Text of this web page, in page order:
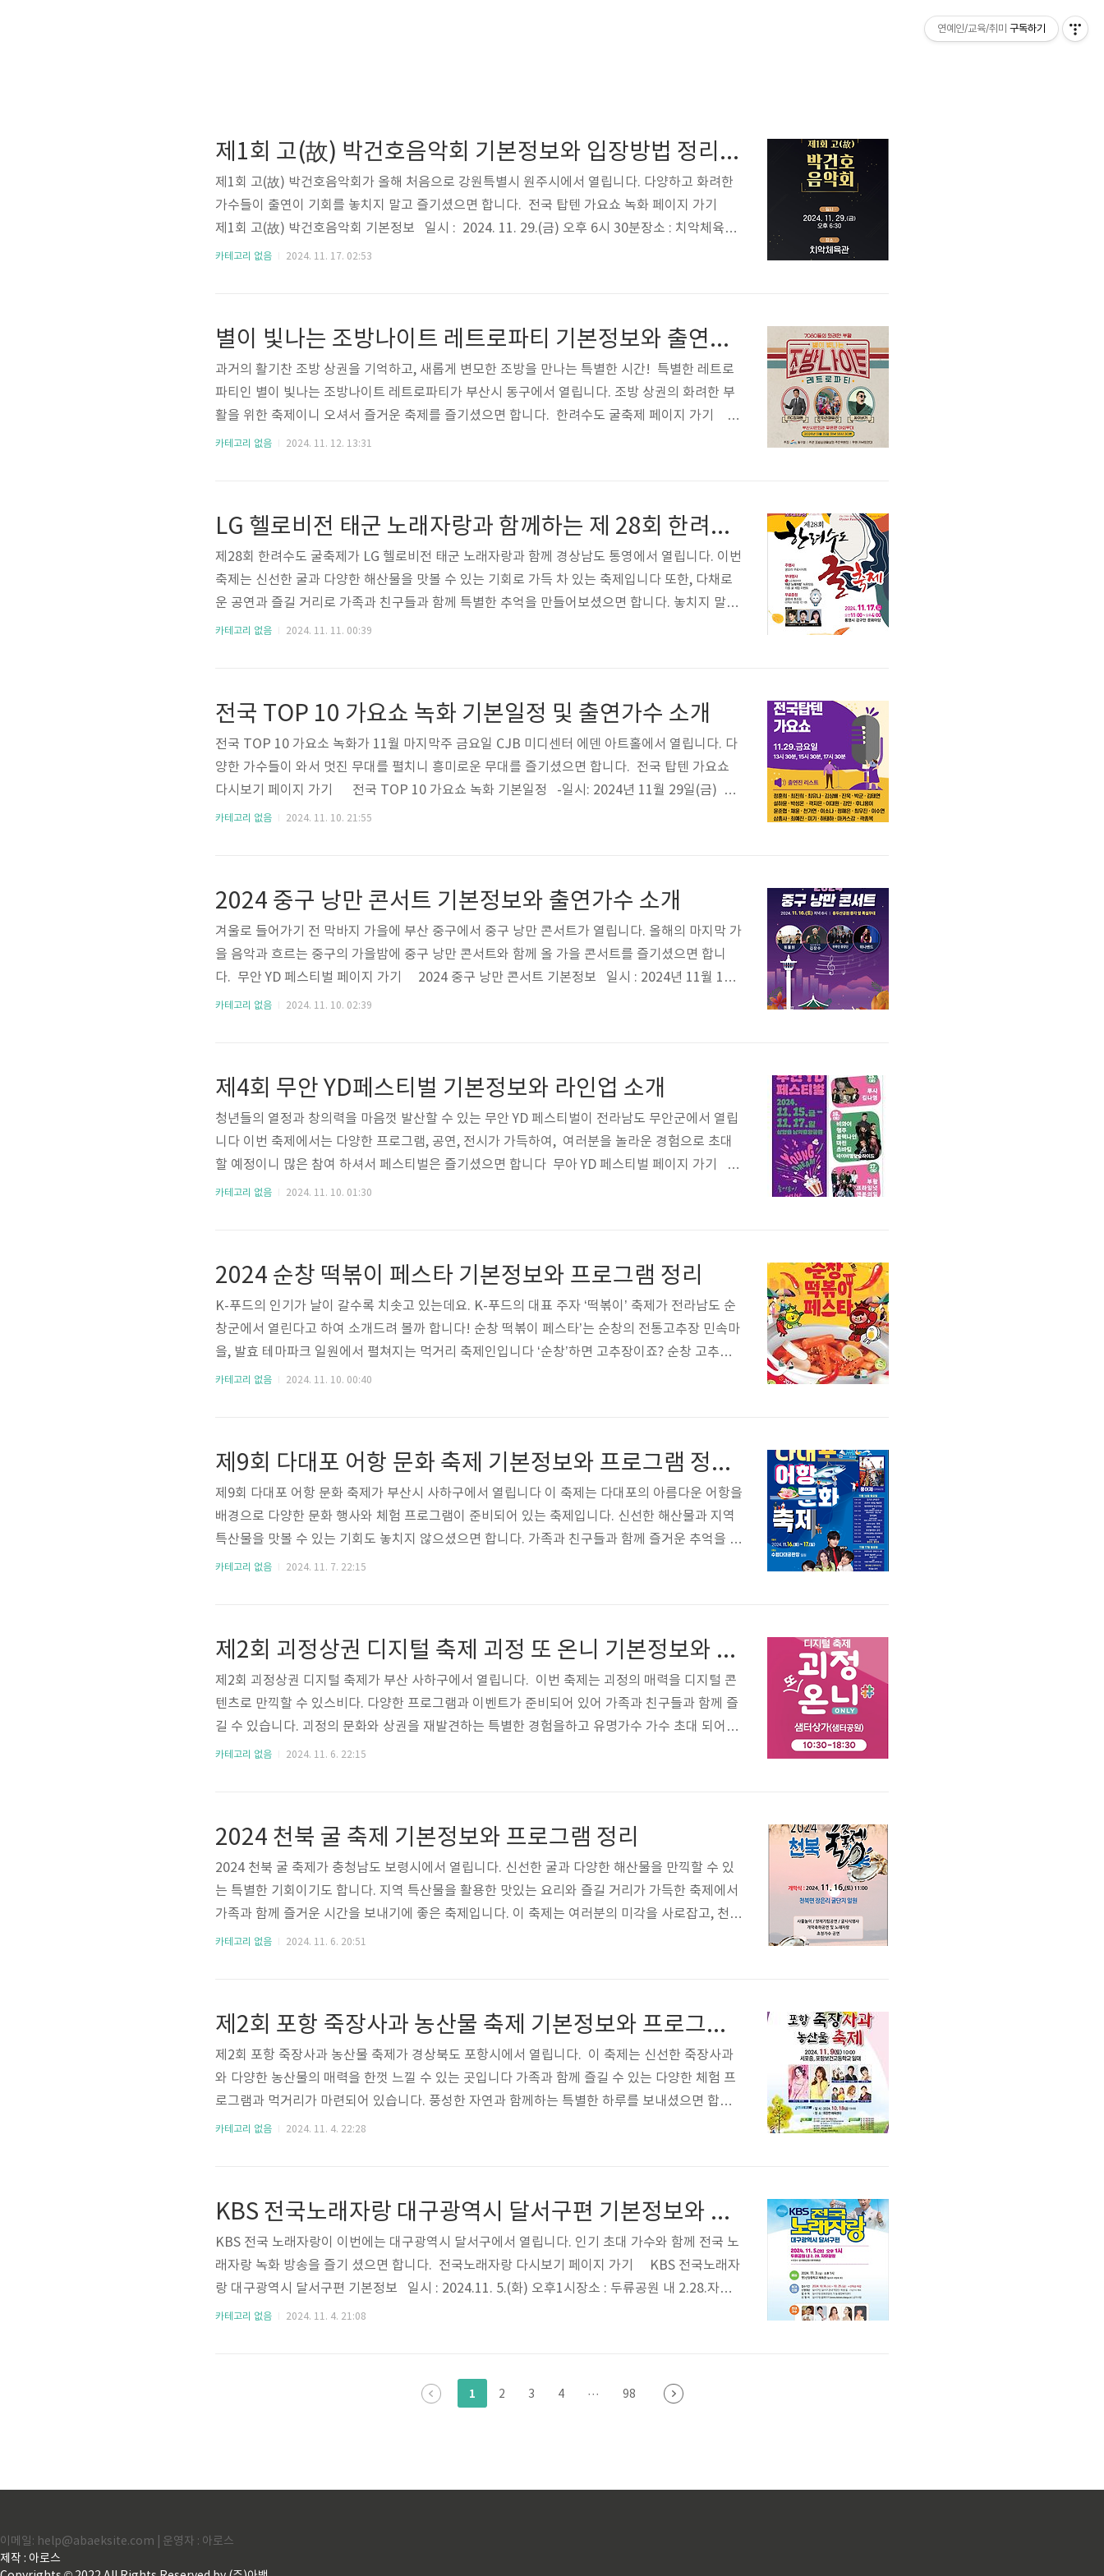
제1회 고(故) 박건호음악회 기본정보와 입장방법 정리 송가인 안성훈 나태주 심신 김수희 전영록 복지은 남궁옥분 임수정 정다경 출연
제1회 고(故) 박건호음악회가 올해 처음으로 강원특별시 원주시에서 열립니다. 다양하고 화려한
가수들이 출연이 기회를 놓치지 말고 즐기셨으면 합니다. 전국 탑텐 가요쇼 녹화 페이지 가기
제1회 고(故) 박건호음악회 기본정보 일시 : 2024. 11. 29.(금) 오후 6시 30분장소 : 치악체육관
주최: 박건호 기념사업회후원 : 원주시제작 : 애항 커뮤니티 제1회 고(故) 박건호음악회 입장방
카테고리 없음 2024. 11. 17. 02:53
별이 빛나는 조방나이트 레트로파티 기본정보와 출연진 소개
과거의 활기찬 조방 상권을 기억하고, 새롭게 변모한 조방을 만나는 특별한 시간! 특별한 레트로
파티인 별이 빛나는 조방나이트 레트로파티가 부산시 동구에서 열립니다. 조방 상권의 화려한 부
활을 위한 축제이니 오셔서 즐거운 축제를 즐기셨으면 합니다. 한려수도 굴축제 페이지 가기 별
이 빛나는 조방나이트 레트로파티 기본정보 📅 일시: 2024. 11. 15. (금) 18:00~20:30 📍 장소:
의 옛 명성..
카테고리 없음 2024. 11. 12. 13:31
LG 헬로비전 태군 노래자랑과 함께하는 제 28회 한려수도 굴축제 기본정보와 프로그램 녹화 방영분 정리 나태주 박군 은가은 출연
제28회 한려수도 굴축제가 LG 헬로비전 태군 노래자랑과 함께 경상남도 통영에서 열립니다. 이번
축제는 신선한 굴과 다양한 해산물을 맛볼 수 있는 기회로 가득 차 있는 축제입니다 또한, 다채로
운 공연과 즐길 거리로 가족과 친구들과 함께 특별한 추억을 만들어보셨으면 합니다. 놓치지 말고
함께 참여해보셨으면 합니다 굴축제 시청페이지 바로가기 LG 헬로비전 태군 노래자랑과 함께
굴축제 시청시간 방영은..
카테고리 없음 2024. 11. 11. 00:39
전국 TOP 10 가요쇼 녹화 기본일정 및 출연가수 소개
전국 TOP 10 가요소 녹화가 11월 마지막주 금요일 CJB 미디센터 에덴 아트홀에서 열립니다. 다
양한 가수들이 와서 멋진 무대를 펼치니 흥미로운 무대를 즐기셨으면 합니다. 전국 탑텐 가요쇼
다시보기 페이지 가기 전국 TOP 10 가요쇼 녹화 기본일정 -일시: 2024년 11월 29일(금) 1
부 오후 1시 30분 2부 오후 3시30분 3부 오후 5시30분 -장소: CJB미디센터 에덴아트홀 전국 T
카테고리 없음 2024. 11. 10. 21:55
2024 중구 낭만 콘서트 기본정보와 출연가수 소개
겨울로 들어가기 전 막바지 가을에 부산 중구에서 중구 낭만 콘서트가 열립니다. 올해의 마지막 가
을 음악과 흐르는 중구의 가을밤에 중구 낭만 콘서트와 함께 올 가을 콘서트를 즐기셨으면 합니
다. 무안 YD 페스티벌 페이지 가기 2024 중구 낭만 콘서트 기본정보 일시 : 2024년 11월 16
일(토) 18:00~19:30장소 : 용두산 공원 종각 앞 특설무대주최/주관 : 부산광역식, 부산광역시중구
카테고리 없음 2024. 11. 10. 02:39
제4회 무안 YD페스티벌 기본정보와 라인업 소개
청년들의 열정과 창의력을 마음껏 발산할 수 있는 무안 YD 페스티벌이 전라남도 무안군에서 열립
니다 이번 축제에서는 다양한 프로그램, 공연, 전시가 가득하여, 여러분을 놀라운 경험으로 초대
할 예정이니 많은 참여 하셔서 페스티벌은 즐기셨으면 합니다 무아 YD 페스티벌 페이지 가기 제
4회 무안 YD페스티벌 기본정보 일시 : 2024.11. 15.(금)~11.17.(일)장소 : 삼향읍 남악중앙공원주
이 어..
카테고리 없음 2024. 11. 10. 01:30
2024 순창 떡볶이 페스타 기본정보와 프로그램 정리
K-푸드의 인기가 날이 갈수록 치솟고 있는데요. K-푸드의 대표 주자 ‘떡볶이’ 축제가 전라남도 순
창군에서 열린다고 하여 소개드려 볼까 합니다! 순창 떡볶이 페스타’는 순창의 전통고추장 민속마
을, 발효 테마파크 일원에서 펼쳐지는 먹거리 축제인입니다 ‘순창’하면 고추장이죠? 순창 고추장
과 함께 다양한 종류의 새로운 떡볶이를 만나 볼 수 있다고 합니다. 직접 먹으며 즐기는 떡볶이 부
음참가비 ..
카테고리 없음 2024. 11. 10. 00:40
제9회 다대포 어항 문화 축제 기본정보와 프로그램 정리 황민호 황민우 서지오 출연
제9회 다대포 어항 문화 축제가 부산시 사하구에서 열립니다 이 축제는 다대포의 아름다운 어항을
배경으로 다양한 문화 행사와 체험 프로그램이 준비되어 있는 축제입니다. 신선한 해산물과 지역
특산물을 맛볼 수 있는 기회도 놓치지 않으셨으면 합니다. 가족과 친구들과 함께 즐거운 추억을 만
들 수 있는 특별한 시간이 되셨으면 합니다. 전북 굴 축제 페이지 바로가기 제9회 다대포 어
카테고리 없음 2024. 11. 7. 22:15
제2회 괴정상권 디지털 축제 괴정 또 온니 기본정보와 프로그램 정리 박서진 예린 김첼로 등 출연
제2회 괴정상권 디지털 축제가 부산 사하구에서 열립니다. 이번 축제는 괴정의 매력을 디지털 콘
텐츠로 만끽할 수 있스비다. 다양한 프로그램과 이벤트가 준비되어 있어 가족과 친구들과 함께 즐
길 수 있습니다. 괴정의 문화와 상권을 재발견하는 특별한 경험을하고 유명가수 가수 초대 되어서
멋진 무대를 꾸미니 이 기회를 놓치지 않으셨으면 합니다 괴정상권 디지털 축제 페이지 가기 제
표 및 초대..
카테고리 없음 2024. 11. 6. 22:15
2024 천북 굴 축제 기본정보와 프로그램 정리
2024 천북 굴 축제가 충청남도 보령시에서 열립니다. 신선한 굴과 다양한 해산물을 만끽할 수 있
는 특별한 기회이기도 합니다. 지역 특산물을 활용한 맛있는 요리와 즐길 거리가 가득한 축제에서
가족과 함께 즐거운 시간을 보내기에 좋은 축제입니다. 이 축제는 여러분의 미각을 사로잡고, 천북
의 아름다운 자연을 경험할 수 있는 완벽한 장소이니 맛있는 굴축제를 즐기셨으면 합니다. 전북
카테고리 없음 2024. 11. 6. 20:51
제2회 포항 죽장사과 농산물 축제 기본정보와 프로그램 정리 홍지윤 윤수현 출연
제2회 포항 죽장사과 농산물 축제가 경상북도 포항시에서 열립니다. 이 축제는 신선한 죽장사과
와 다양한 농산물의 매력을 한껏 느낄 수 있는 곳입니다 가족과 함께 즐길 수 있는 다양한 체험 프
로그램과 먹거리가 마련되어 있습니다. 풍성한 자연과 함께하는 특별한 하루를 보내셨으면 합니
다. APEC 성공기원 콘서트 페이지 가기 제2회 포항 죽장사과 농산물 축제 기본정보 일시 : 20
카테고리 없음 2024. 11. 4. 22:28
KBS 전국노래자랑 대구광역시 달서구편 기본정보와 초대가수 정리 안성훈 배일호 김소유 윤서령 조성희 출연
KBS 전국 노래자랑이 이번에는 대구광역시 달서구에서 열립니다. 인기 초대 가수와 함께 전국 노
래자랑 녹화 방송을 즐기 셨으면 합니다. 전국노래자랑 다시보기 페이지 가기 KBS 전국노래자
랑 대구광역시 달서구편 기본정보 일시 : 2024.11. 5.(화) 오후1시장소 : 두류공원 내 2.28.자유
광자*우천시 : 성서체육공원 다목적체육관주최 : 대구광역시 달서구편주관 : KBS KBS전국노래
- 접수처: 달서구 문화관광과, 각 동 행정복지센터 이메일(d1684812@korea.kr) ..
카테고리 없음 2024. 11. 4. 21:08
1 2 3 4 ··· 98
연예인/교육/취미 구독하기
이메일: help@abaeksite.com | 운영자 : 아로스
제작 : 아로스